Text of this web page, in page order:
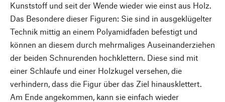
Kunststoff und seit der Wende wieder wie einst aus Holz.
Das Besondere dieser Figuren: Sie sind in ausgeklügelter
Technik mittig an einem Polyamidfaden befestigt und
können an diesem durch mehrmaliges Auseinanderziehen
der beiden Schnurenden hochklettern. Diese sind mit
einer Schlaufe und einer Holzkugel versehen, die
verhindern, dass die Figur über das Ziel hinausklettert.
Am Ende angekommen, kann sie einfach wieder